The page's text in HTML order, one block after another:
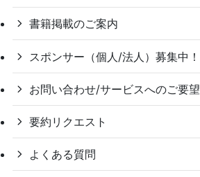
書籍掲載のご案内
スポンサー（個人/法人）募集中！
お問い合わせ/サービスへのご要望
要約リクエスト
よくある質問